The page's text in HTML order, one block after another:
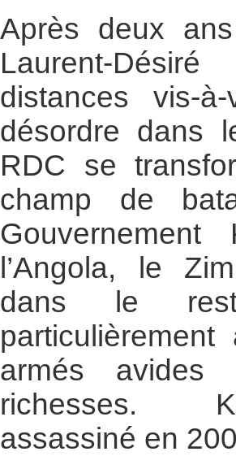
Après deux
Laurent-
distances vis-
désordre dans
RDC se
champ de
l’Angola, le
dans le
armés
richesses.
assassiné en